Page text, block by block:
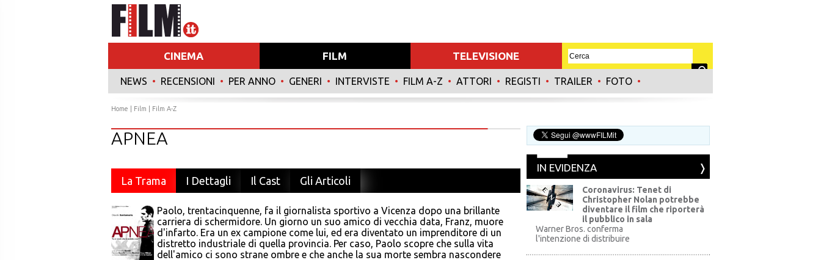
CINEMA FILM TELEVISIONE
NEWS • RECENSIONI • PER ANNO • GENERI • INTERVISTE • FILM A-Z • ATTORI • REGISTI • TRAILER • FOTO •
Home Film Film A-Z
APNEA
La Trama I Dettagli Il Cast Gli Articoli
Paolo, trentacinquenne, fa il giornalista sportivo a Vicenza dopo una brillante
carriera di schermidore. Un giorno un suo amico di vecchia data, Franz, muore
d'infarto. Era un ex campione come lui, ed era diventato un imprenditore di un
distretto industriale di quella provincia. Per caso, Paolo scopre che sulla vita
dell'amico ci sono strane ombre e che anche la sua morte sembra nascondere
IN EVIDENZA
WB
Coronavirus: Tenet di
Christopher Nolan potrebbe
diventare il film che riporterà
il pubblico in sala
Warner Bros. conferma
l'intenzione di distribuire